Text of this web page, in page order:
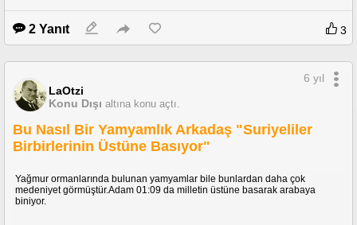
2 Yanıt 3
LaOtzi
Konu Dışı altına konu açtı.
6 yıl
Bu Nasıl Bir Yamyamlık Arkadaş "Suriyeliler
Birbirlerinin Üstüne Basıyor"
Yağmur ormanlarında bulunan yamyamlar bile bunlardan daha çok
medeniyet görmüştür.Adam 01:09 da milletin üstüne basarak arabaya
biniyor.